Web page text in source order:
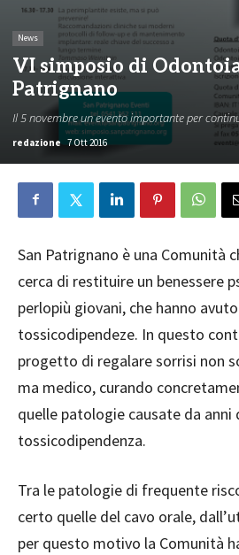
News
VI simposio di
Patrignano
Il 5 novembre un evento importante per
redazione 7 Ott 2016
San Patrignano è una Comunità
cerca di restituire un benessere
perlopiù giovani, che hanno
tossicodipendeze. In questo
progetto di regalare sorrisi non
ma medico, curando
quelle patologie causate da anni
tossicodipendenza.
Tra le patologie di frequente
certo quelle del cavo orale,
per questo motivo la Comunità